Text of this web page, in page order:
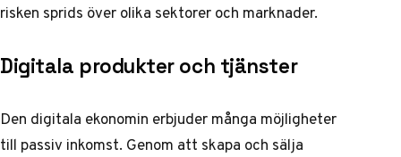
risken sprids över olika sektorer och marknader.
Digitala produkter och tjänster
Den digitala ekonomin erbjuder många möjligheter
till passiv inkomst. Genom att skapa och sälja